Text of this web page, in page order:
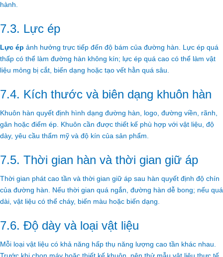
hành.
7.3. Lực ép
Lực ép ảnh hưởng trực tiếp đến độ bám của đường hàn. Lực ép quá
thấp có thể làm đường hàn không kín; lực ép quá cao có thể làm vật
liệu mỏng bị cắt, biến dạng hoặc tạo vết hằn quá sâu.
7.4. Kích thước và biên dạng khuôn hàn
Khuôn hàn quyết định hình dạng đường hàn, logo, đường viền, rãnh,
gân hoặc điểm ép. Khuôn cần được thiết kế phù hợp với vật liệu, độ
dày, yêu cầu thẩm mỹ và độ kín của sản phẩm.
7.5. Thời gian hàn và thời gian giữ áp
Thời gian phát cao tần và thời gian giữ áp sau hàn quyết định độ chín
của đường hàn. Nếu thời gian quá ngắn, đường hàn dễ bong; nếu quá
dài, vật liệu có thể cháy, biến màu hoặc biến dạng.
7.6. Độ dày và loại vật liệu
Mỗi loại vật liệu có khả năng hấp thụ năng lượng cao tần khác nhau.